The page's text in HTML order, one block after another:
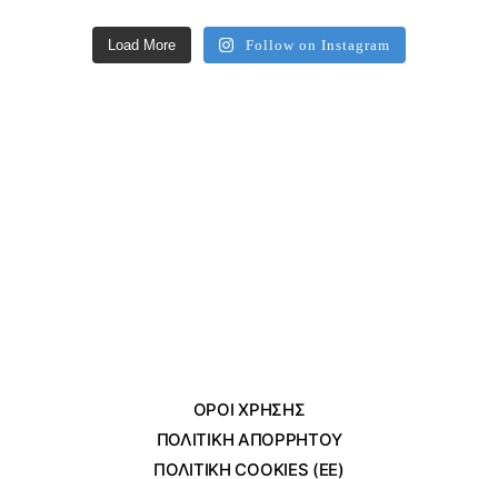
Load More Follow on Instagram
ΌΡΟΙ ΧΡΗΣΗΣ
ΠΟΛΙΤΙΚΗ ΑΠΟΡΡΗΤΟΥ
ΠΟΛΙΤΙΚΗ COOKIES (ΕΕ)